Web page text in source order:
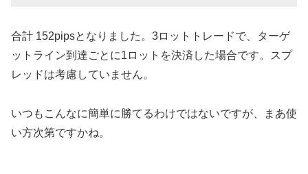
合計 152pipsとなりました。3ロットトレードで、ターゲ
ットライン到達ごとに1ロットを決済した場合です。スプ
レッドは考慮していません。
いつもこんなに簡単に勝てるわけではないですが、まあ使
い方次第ですかね。